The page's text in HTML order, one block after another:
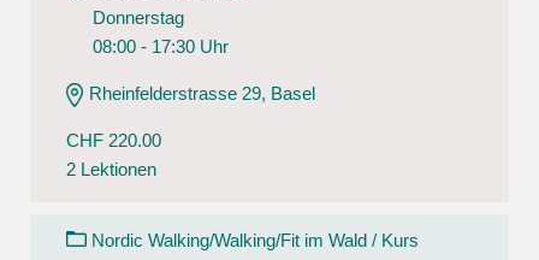
Donnerstag
08:00 - 17:30 Uhr
Rheinfelderstrasse 29, Basel
CHF 220.00
2 Lektionen
Nordic Walking/Walking/Fit im Wald / Kurs